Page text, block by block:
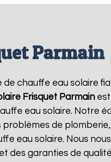
Parmain
de chauffe eau solaire
Frisquet Parmain
eau solaire. Notre
de
eau solaire. Nous
des garanties de